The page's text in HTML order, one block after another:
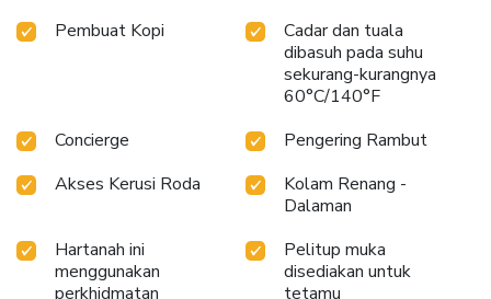
Pembuat Kopi
Cadar dan tuala
dibasuh pada suhu
sekurang-kurangnya
60°C/140°F
Concierge
Pengering Rambut
Akses Kerusi Roda
Kolam Renang -
Dalaman
Hartanah ini
menggunakan
perkhidmatan
Pelitup muka
disediakan untuk
tetamu